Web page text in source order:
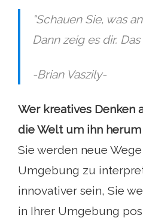
"Schauen Sie, was
Dann zeig es dir.
-Brian Vaszily-
Wer kreatives Denken
die Welt um ihn
Sie werden neue
Umgebung zu
innovativer sein, Sie
in Ihrer Umgebung